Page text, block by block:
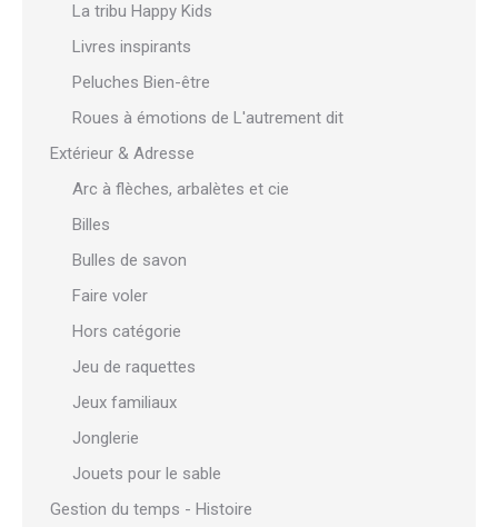
La tribu Happy Kids
Livres inspirants
Peluches Bien-être
Roues à émotions de L'autrement dit
Extérieur & Adresse
Arc à flèches, arbalètes et cie
Billes
Bulles de savon
Faire voler
Hors catégorie
Jeu de raquettes
Jeux familiaux
Jonglerie
Jouets pour le sable
Gestion du temps - Histoire